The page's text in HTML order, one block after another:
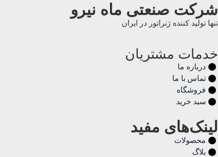
شرکت صنعتی ماه نیرو
تنها تولید کننده ژنراتور در ایران
خدمات مشتریان
درباره ما
تماس با ما
فروشگاه
سبد خرید
لینک‌های مفید
محصولات
بلاگ